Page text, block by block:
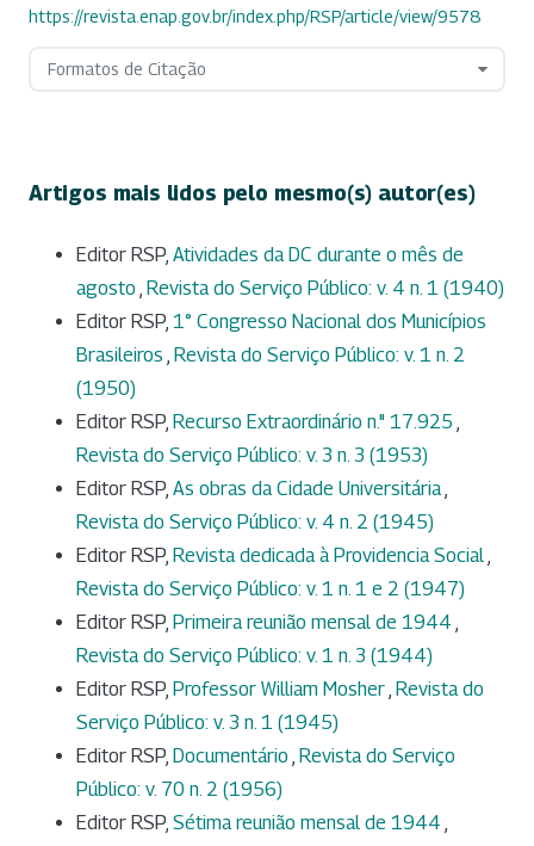
https://revista.enap.gov.br/index.php/RSP/article/view/9578
Formatos de Citação
Artigos mais lidos pelo mesmo(s) autor(es)
Editor RSP, Atividades da DC durante o mês de
agosto Revista do Serviço Público: v. 4 n. 1 (1940)
Editor RSP, 1° Congresso Nacional dos Municípios
Brasileiros Revista do Serviço Público: v. 1 n. 2
(1950)
Editor RSP, Recurso Extraordinário n." 17.925
Revista do Serviço Público: v. 3 n. 3 (1953)
Editor RSP, As obras da Cidade Universitária
Revista do Serviço Público: v. 4 n. 2 (1945)
Editor RSP, Revista dedicada à Providencia Social
Revista do Serviço Público: v. 1 n. 1 e 2 (1947)
Editor RSP, Primeira reunião mensal de 1944
Revista do Serviço Público: v. 1 n. 3 (1944)
Editor RSP, Professor William Mosher Revista do
Serviço Público: v. 3 n. 1 (1945)
Editor RSP, Documentário Revista do Serviço
Público: v. 70 n. 2 (1956)
Editor RSP, Sétima reunião mensal de 1944